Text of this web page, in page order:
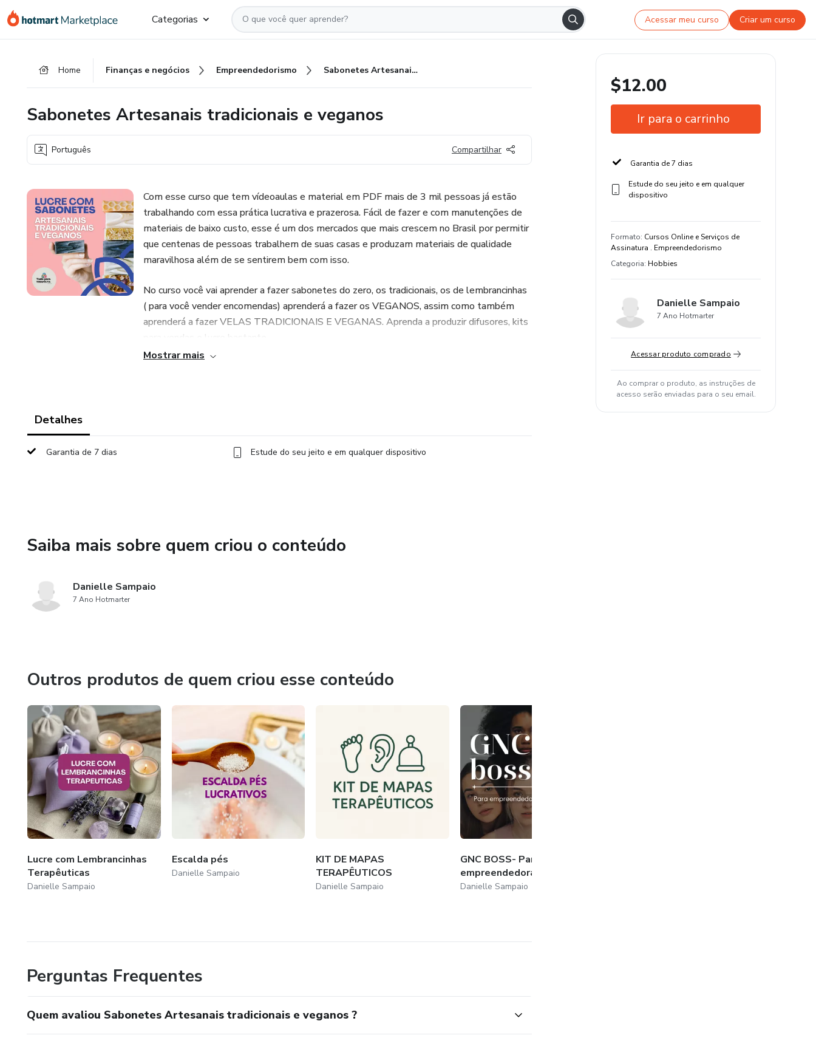
para
para
para
Categorias Acessar meu curso Criar um curso
Home Finanças e negócios Empreendedorismo Sabonetes Artesanais tradicionais e veganos
Sabonetes Artesanais tradicionais e veganos
Português Compartilhar
Com esse curso que tem vídeoaulas e material em PDF mais de 3 mil pessoas já estão
trabalhando com essa prática lucrativa e prazerosa. Fácil de fazer e com manutenções de
materiais de baixo custo, esse é um dos mercados que mais crescem no Brasil por permitir
que centenas de pessoas trabalhem de suas casas e produzam materiais de qualidade
maravilhosa além de se sentirem bem com isso.
No curso você vai aprender a fazer sabonetes do zero, os tradicionais, os de lembrancinhas
( para você vender encomendas) aprenderá a fazer os VEGANOS, assim como também
aprenderá a fazer VELAS TRADICIONAIS E VEGANAS. Aprenda a produzir difusores, kits
para vendas e lucre bastante.
Mostrar mais
Detalhes
Garantia de 7 dias Estude do seu jeito e em qualquer dispositivo
Saiba mais sobre quem criou o conteúdo
Danielle Sampaio
7 Ano Hotmarter
Outros produtos de quem criou esse conteúdo
Lucre com Lembrancinhas
Terapêuticas
Danielle Sampaio
Escalda pés
Danielle Sampaio
KIT DE MAPAS
TERAPÊUTICOS
Danielle Sampaio
GNC BOSS- Para
empreendedoras
Danielle Sampaio
Perguntas Frequentes
Quem avaliou Sabonetes Artesanais tradicionais e veganos ?
$12.00
Ir para o carrinho
Garantia de 7 dias
Estude do seu jeito e em qualquer
dispositivo
Formato: Cursos Online e Serviços de
Assinatura . Empreendedorismo
Categoria: Hobbies
Danielle Sampaio
7 Ano Hotmarter
Acessar produto comprado
Ao comprar o produto, as instruções de
acesso serão enviadas para o seu email.